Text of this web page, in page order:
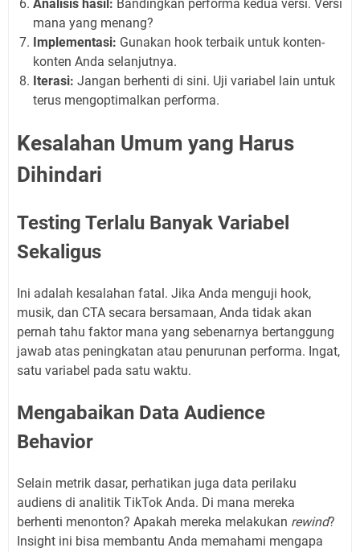
Analisis hasil: Bandingkan performa kedua versi. Versi
mana yang menang?
Implementasi: Gunakan hook terbaik untuk konten-
konten Anda selanjutnya.
Iterasi: Jangan berhenti di sini. Uji variabel lain untuk
terus mengoptimalkan performa.
Kesalahan Umum yang Harus
Dihindari
Testing Terlalu Banyak Variabel
Sekaligus
Ini adalah kesalahan fatal. Jika Anda menguji hook,
musik, dan CTA secara bersamaan, Anda tidak akan
pernah tahu faktor mana yang sebenarnya bertanggung
jawab atas peningkatan atau penurunan performa. Ingat,
satu variabel pada satu waktu.
Mengabaikan Data Audience
Behavior
Selain metrik dasar, perhatikan juga data perilaku
audiens di analitik TikTok Anda. Di mana mereka
berhenti menonton? Apakah mereka melakukan rewind?
Insight ini bisa membantu Anda memahami mengapa